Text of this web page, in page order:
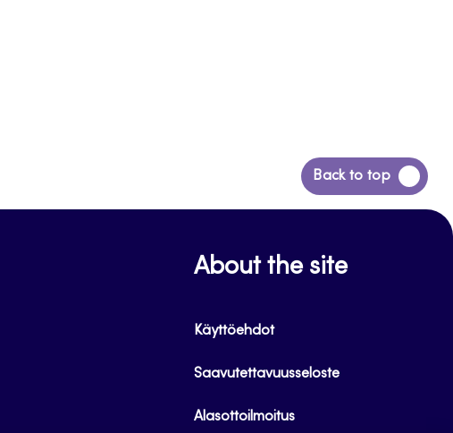
Back to top
Siirry
takaisin
About the site
Käyttöehdot
Saavutettavuusseloste
Alasottoilmoitus